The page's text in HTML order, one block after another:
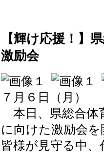
【輝け応援！】
激励会
７月６日（月）
本日、県総合体
に向けた激励会
皆様が見守る中